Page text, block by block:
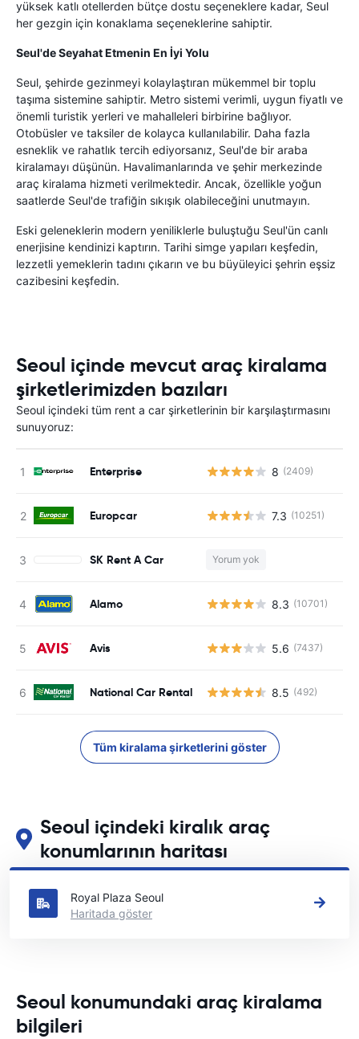
yüksek katlı otellerden bütçe dostu seçeneklere kadar, Seul
her gezgin için konaklama seçeneklerine sahiptir.
Seul'de Seyahat Etmenin En İyi Yolu
Seul, şehirde gezinmeyi kolaylaştıran mükemmel bir toplu
taşıma sistemine sahiptir. Metro sistemi verimli, uygun fiyatlı ve
önemli turistik yerleri ve mahalleleri birbirine bağlıyor.
Otobüsler ve taksiler de kolayca kullanılabilir. Daha fazla
esneklik ve rahatlık tercih ediyorsanız, Seul'de bir araba
kiralamayı düşünün. Havalimanlarında ve şehir merkezinde
araç kiralama hizmeti verilmektedir. Ancak, özellikle yoğun
saatlerde Seul'de trafiğin sıkışık olabileceğini unutmayın.
Eski geleneklerin modern yeniliklerle buluştuğu Seul'ün canlı
enerjisine kendinizi kaptırın. Tarihi simge yapıları keşfedin,
lezzetli yemeklerin tadını çıkarın ve bu büyüleyici şehrin eşsiz
cazibesini keşfedin.
Seoul içinde mevcut araç kiralama
şirketlerimizden bazıları
Seoul içindeki tüm rent a car şirketlerinin bir karşılaştırmasını
sunuyoruz:
Enterprise 8 (2409)
Europcar 7.3 (10251)
SK Rent A Car Yorum yok
Alamo 8.3 (10701)
Avis 5.6 (7437)
National Car Rental 8.5 (492)
Tüm kiralama şirketlerini göster
Seoul içindeki kiralık araç
konumlarının haritası
Seoul içindeki başlıca araç kiralama yerlerimizi görün
Royal Plaza Seoul
Haritada göster
Seoul konumundaki araç kiralama
bilgileri